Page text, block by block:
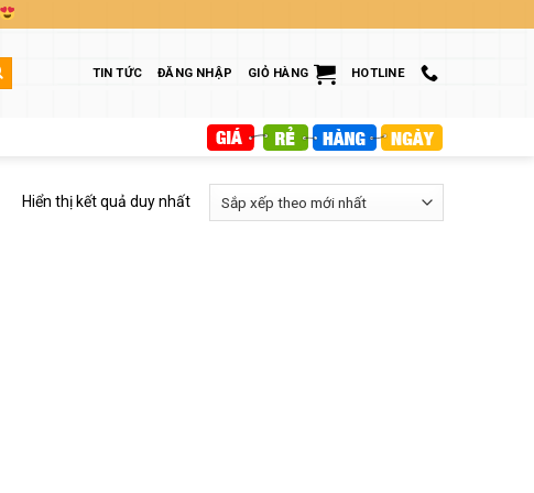
TIN TỨC ĐĂNG NHẬP GIỎ HÀNG HOTLINE
Hiển thị kết quả duy nhất